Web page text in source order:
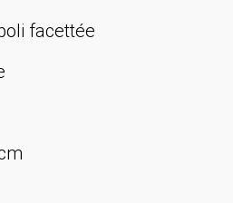
facettée